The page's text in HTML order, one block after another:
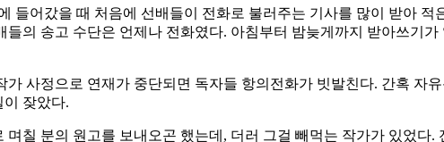
들어갔을 때 처음에 선배들이 전화로 불러주는 기사를 많이 받아
의 송고 수단은 언제나 전화였다. 아침부터 밤늦게까지 받아쓰기
사정으로 연재가 중단되면 독자들 항의전화가 빗발친다. 간혹 자
잦았다.
칠 분의 원고를 보내오곤 했는데, 더러 그걸 빼먹는 작가가 있었다